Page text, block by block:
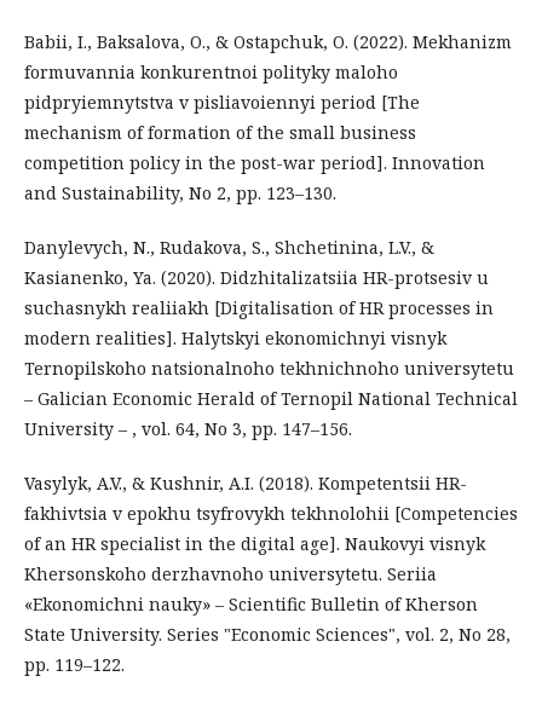
Babii, I., Baksalova, O., & Ostapchuk, O. (2022). Mekhanizm
formuvannia konkurentnoi polityky maloho
pidpryiemnytstva v pisliavoiennyi period [The
mechanism of formation of the small business
competition policy in the post-war period]. Innovation
and Sustainability, No 2, pp. 123–130.
Danylevych, N., Rudakova, S., Shchetinina, L.V., &
Kasianenko, Ya. (2020). Didzhitalizatsiia HR-protsesiv u
suchasnykh realiiakh [Digitalisation of HR processes in
modern realities]. Halytskyi ekonomichnyi visnyk
Ternopilskoho natsionalnoho tekhnichnoho universytetu
– Galician Economic Herald of Ternopil National Technical
University – , vol. 64, No 3, pp. 147–156.
Vasylyk, A.V., & Kushnir, A.I. (2018). Kompetentsii HR-
fakhivtsia v epokhu tsyfrovykh tekhnolohii [Competencies
of an HR specialist in the digital age]. Naukovyi visnyk
Khersonskoho derzhavnoho universytetu. Seriia
«Ekonomichni nauky» – Scientific Bulletin of Kherson
State University. Series "Economic Sciences", vol. 2, No 28,
pp. 119–122.